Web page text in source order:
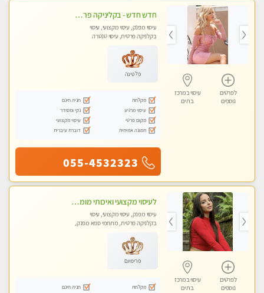
לפרטים
נוספים
עיסוי במרכז
בת ים
חדש חדש - בקליניקה פרטית בבת ים עיסוי לחידוש אנרגיות עיסוי מקצועי מומלץ מאוד ללא מין !!
עיסוי מפנק, עיסוי מקצועי, עיסוי
בקלניקה פרטית, עיסוי טנטרה
פלטינה
מקלחת
חניה חינם
עיסוי מרגיע
נקי ומסודר
מקום פרטי
עיסוי מקצועי
תמונה אמיתית
דוברת עיברית
055-4532323
לפרטים
נוספים
עיסוי במרכז
בת ים
לעיסוי מקצועי ואיכותי מומלץ מאוד!! ממתינה לך שתגיע לבת ים - ​​​​​​ Highly recommended
עיסוי מפנק, עיסוי מקצועי, עיסוי
בקלניקה פרטית, מתחמי ספא מפנק,
פרימיום
מקלחת
חניה חינם